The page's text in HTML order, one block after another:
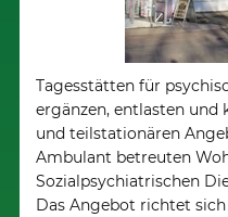
Tagesstätten für
ergänzen, entlasten
und teilstationären
Ambulant betreuten
Sozialpsychiatrischen
Das Angebot richtet